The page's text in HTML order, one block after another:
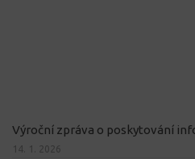
Výroční zpráva o poskytování
14. 1. 2026